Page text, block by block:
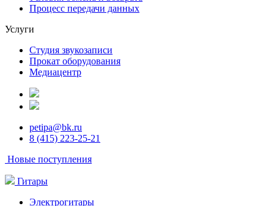
Процесс передачи данных
Услуги
Студия звукозаписи
Прокат оборудования
Медиацентр
petipa@bk.ru
8 (415) 223-25-21
Новые поступления
Гитары
Электрогитары